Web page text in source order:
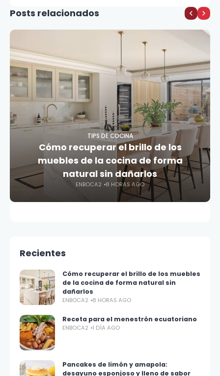
Posts relacionados
TIPS DE COCINA
Cómo recuperar el brillo de los
muebles de la cocina de forma
natural sin dañarlos
ENBOCA2 8 HORAS AGO
Recientes
Cómo recuperar el brillo de los muebles
de la cocina de forma natural sin
dañarlos
ENBOCA2 8 HORAS AGO
Receta para el menestrón ecuatoriano
ENBOCA2 1 DÍA AGO
Pancakes de limón y amapola:
desayuno esponjoso y lleno de sabor